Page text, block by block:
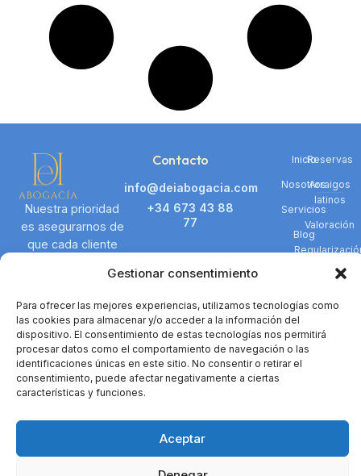
Gestionar consentimiento
Para ofrecer las mejores experiencias, utilizamos tecnologías como
las cookies para almacenar y/o acceder a la información del
dispositivo. El consentimiento de estas tecnologías nos permitirá
procesar datos como el comportamiento de navegación o las
identificaciones únicas en este sitio. No consentir o retirar el
consentimiento, puede afectar negativamente a ciertas
características y funciones.
Aceptar
Nuestra prioridad
es asegurarnos de
que cada cliente
representación
efectiva.
Contacto
info@deiabogacia.com
+34 673 43 88
77
Doctor Esquerdo
28007 de Madrid
Horario :
– Lunes- Jueves
9:30 – 14:30 / 16:30
– 19:30
14:00.
Navegación
Inicio
Nosotros
Servicios
Blog
Reservas
Arraigos
latinos
Valoración
👋, bienvenido aDEI Abogacía